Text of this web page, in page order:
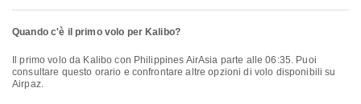
Quando c'è il primo volo per Kalibo?
consultare questo orario e confrontare altre opzioni di volo disponibili su
Airpaz.